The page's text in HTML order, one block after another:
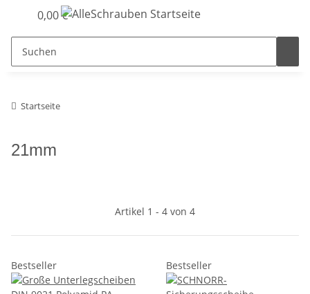
0,00 €
Startseite
21mm
Artikel 1 - 4 von 4
Bestseller Bestseller